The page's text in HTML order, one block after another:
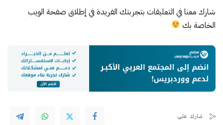
شارك معنا في التعليقات بتجربتك الفريدة في إطلاق صفحة الويب
الخاصة بك
شارك على